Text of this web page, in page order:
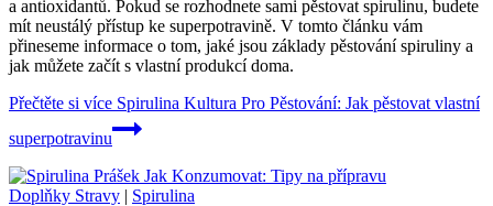
a antioxidantů. Pokud se rozhodnete sami pěstovat spirulinu, budete
mít neustálý přístup ke superpotravině. V tomto článku vám
přineseme informace o tom, jaké jsou základy pěstování spiruliny a
jak můžete začít s vlastní produkcí doma.
Přečtěte si více Spirulina Kultura Pro Pěstování: Jak pěstovat vlastní
superpotravinu
Doplňky Stravy | Spirulina